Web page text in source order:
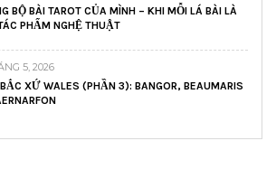
BỘ BÀI TAROT CỦA MÌNH – KHI MỖI LÁ BÀI LÀ
PHẨM NGHỆ THUẬT
5, 2026
XỨ WALES (PHẦN 3): BANGOR, BEAUMARIS